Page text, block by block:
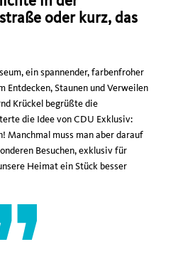
oder kurz, das
ein spannender, farbenfroher
Entdecken, Staunen und Verweilen
Krückel begrüßte die
die Idee von CDU Exklusiv:
muss man aber darauf
Besuchen, exklusiv für
Heimat ein Stück besser